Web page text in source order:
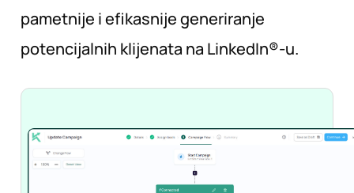
pametnije i efikasnije generiranje
potencijalnih klijenata na LinkedIn®-u.